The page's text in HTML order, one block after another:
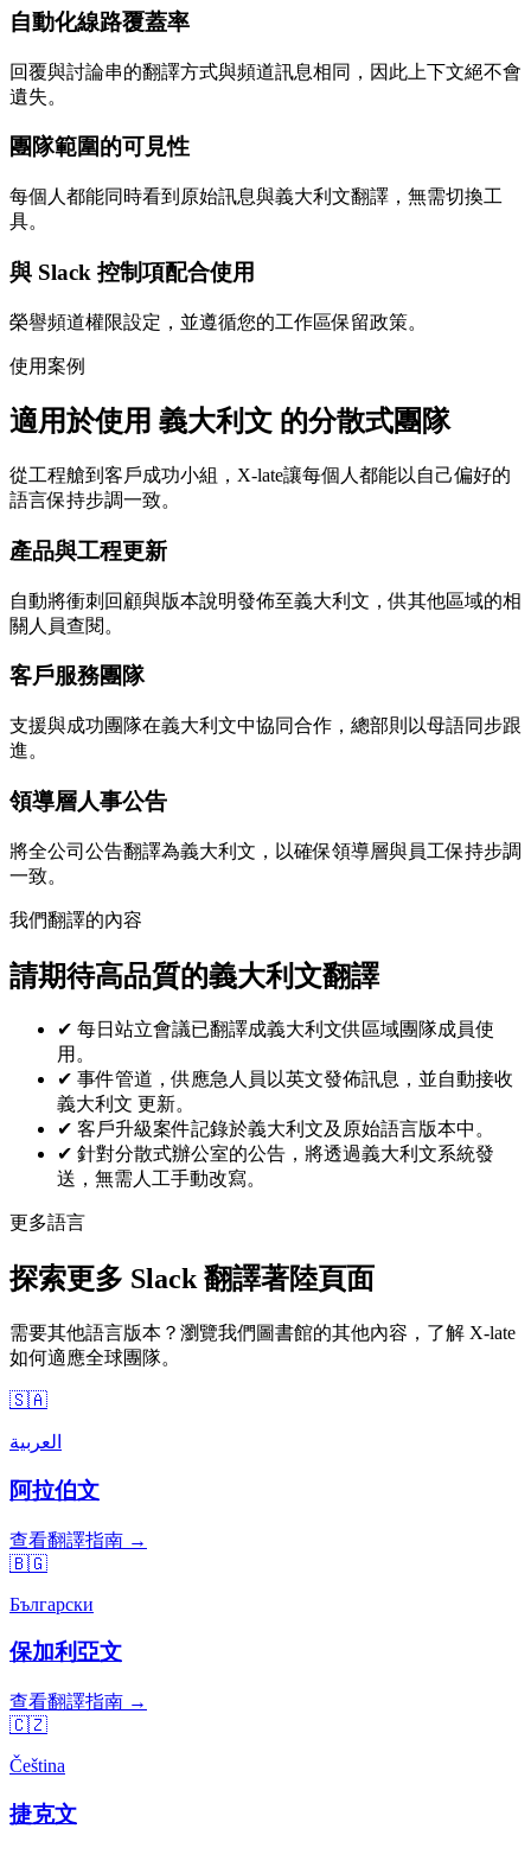
自動化線路覆蓋率
回覆與討論串的翻譯方式與頻道訊息相同，因此上下文絕不會
遺失。
團隊範圍的可見性
每個人都能同時看到原始訊息與義大利文翻譯，無需切換工
具。
與 Slack 控制項配合使用
榮譽頻道權限設定，並遵循您的工作區保留政策。
使用案例
適用於使用 義大利文 的分散式團隊
從工程艙到客戶成功小組，X-late讓每個人都能以自己偏好的
語言保持步調一致。
產品與工程更新
自動將衝刺回顧與版本說明發佈至義大利文，供其他區域的相
關人員查閱。
客戶服務團隊
支援與成功團隊在義大利文中協同合作，總部則以母語同步跟
進。
領導層人事公告
將全公司公告翻譯為義大利文，以確保領導層與員工保持步調
一致。
我們翻譯的內容
請期待高品質的義大利文翻譯
✔ 每日站立會議已翻譯成義大利文供區域團隊成員使
用。
✔ 事件管道，供應急人員以英文發佈訊息，並自動接收
義大利文 更新。
✔ 客戶升級案件記錄於義大利文及原始語言版本中。
✔ 針對分散式辦公室的公告，將透過義大利文系統發
送，無需人工手動改寫。
更多語言
探索更多 Slack 翻譯著陸頁面
需要其他語言版本？瀏覽我們圖書館的其他內容，了解 X-late
如何適應全球團隊。
🇸🇦
العربية
阿拉伯文
查看翻譯指南 →
🇧🇬
Български
保加利亞文
查看翻譯指南 →
🇨🇿
Čeština
捷克文